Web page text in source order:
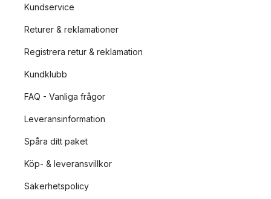
Kundservice
Returer & reklamationer
Registrera retur & reklamation
Kundklubb
FAQ - Vanliga frågor
Leveransinformation
Spåra ditt paket
Köp- & leveransvillkor
Säkerhetspolicy